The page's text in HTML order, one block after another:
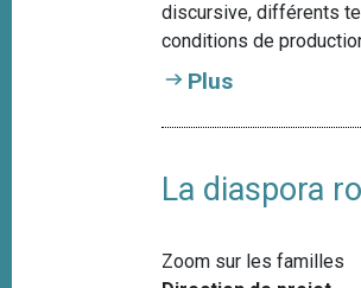
discursive, différents
conditions de
Plus
La diaspora
Zoom sur les familles